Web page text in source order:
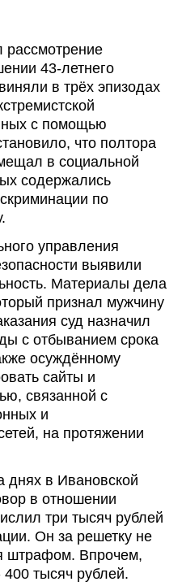
43-летнего
в трёх эпизодах
с помощью
что полтора
в социальной
содержались
по
управления
выявили
Материалы дела
признал мужчину
суд назначил
с отбыванием срока
осуждённому
сайты и
связанной с
и
на протяжении
днях в Ивановской
в отношении
три тысяч рублей
Он за решетку не
штрафом. Впрочем,
тысяч рублей.